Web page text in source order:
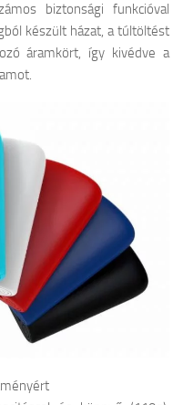
biztonsági funkcióval
készült házat, a túltöltést
áramkört, így kivédve a